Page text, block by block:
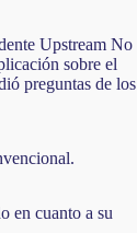
Upstream No
sobre el
preguntas de los
en cuanto a su